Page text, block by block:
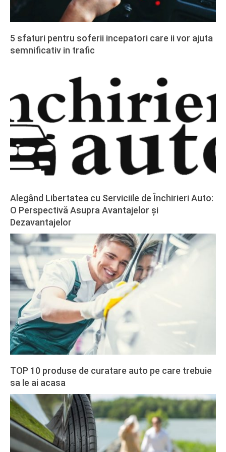
5 sfaturi pentru soferii incepatori care ii vor ajuta
semnificativ in trafic
Alegând Libertatea cu Serviciile de Închirieri Auto:
O Perspectivă Asupra Avantajelor și
Dezavantajelor
2020-
02-
27
TOP 10 produse de curatare auto pe care trebuie
sa le ai acasa
2020-
02-
27